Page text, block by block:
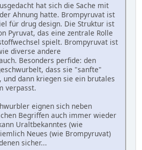
hat sich die Sache mit
Ahnung hatte. Brompyruvat ist
für drug design. Die Struktur ist
Pyruvat, das eine zentrale Rolle
spielt. Brompyruvat ist
diverse andere
Besonders perfide: den
dass sie "sanfte"
dann kriegen sie ein brutales
verpasst.
eignen sich neben
Begriffen auch immer wieder
Uraltbekanntes (wie
Neues (wie Brompyruvat)
sicher...